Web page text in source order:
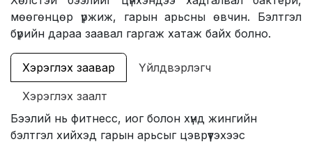
мөөгөнцөр үржиж, гарын арьсны өвчин. Бэлтгэл
бүрийн дараа заавал гаргаж хатаж байх болно.
Хэрэглэх заавар Үйлдвэрлэгч
Хэрэглэх заалт
Бээлий нь фитнесс, иог болон хүнд жингийн
бэлтгэл хийхэд гарын арьсыг цэврүүтэхээс